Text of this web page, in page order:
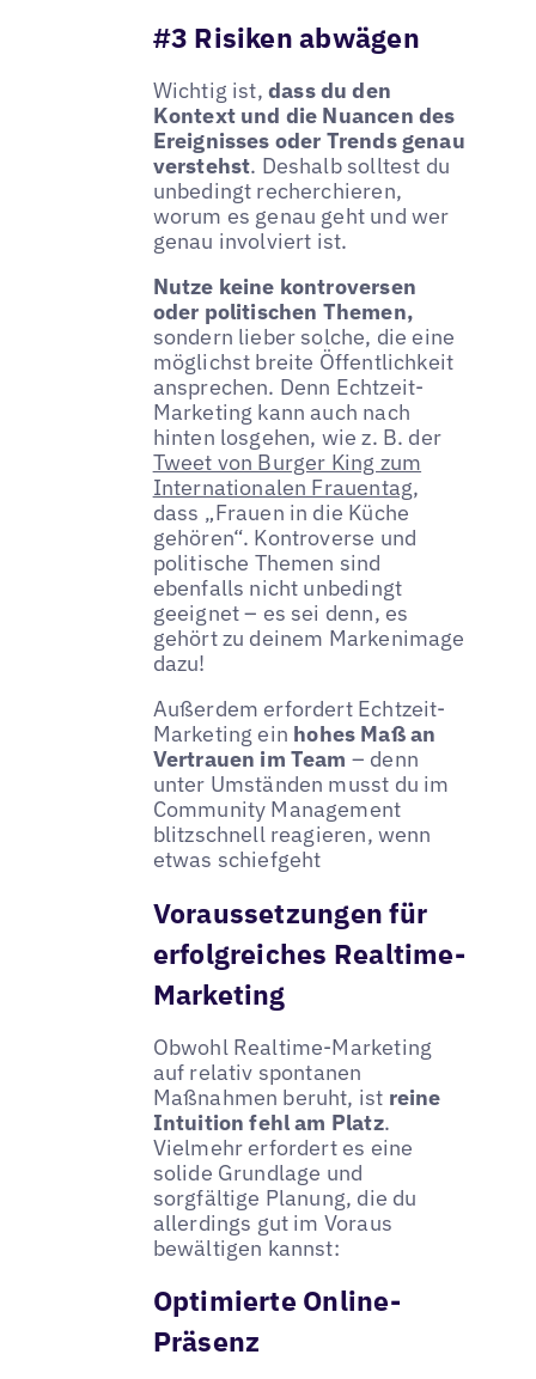
#3 Risiken abwägen
Wichtig ist, dass du den
Kontext und die Nuancen des
Ereignisses oder Trends genau
verstehst. Deshalb solltest du
unbedingt recherchieren,
worum es genau geht und wer
genau involviert ist.
Nutze keine kontroversen
oder politischen Themen,
sondern lieber solche, die eine
möglichst breite Öffentlichkeit
ansprechen. Denn Echtzeit-
Marketing kann auch nach
hinten losgehen, wie z. B. der
Tweet von Burger King zum
Internationalen Frauentag,
dass „Frauen in die Küche
gehören“. Kontroverse und
politische Themen sind
ebenfalls nicht unbedingt
geeignet – es sei denn, es
gehört zu deinem Markenimage
dazu!
Außerdem erfordert Echtzeit-
Marketing ein hohes Maß an
Vertrauen im Team – denn
unter Umständen musst du im
Community Management
blitzschnell reagieren, wenn
etwas schiefgeht
Voraussetzungen für
erfolgreiches Realtime-
Marketing
Obwohl Realtime-Marketing
auf relativ spontanen
Maßnahmen beruht, ist reine
Intuition fehl am Platz.
Vielmehr erfordert es eine
solide Grundlage und
sorgfältige Planung, die du
allerdings gut im Voraus
bewältigen kannst:
Optimierte Online-
Präsenz